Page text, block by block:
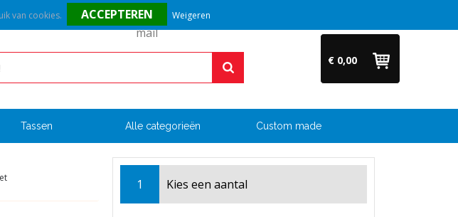
Vragen? Bel ons direct op +31 (0)6 54 33 52 04
€ 0,00
Tassen Alle categorieën Custom made
1 Kies een aantal
van cookies. Weigeren